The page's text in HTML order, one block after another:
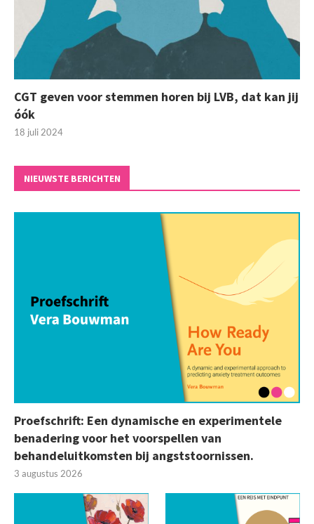
CGT geven voor stemmen horen bij LVB, dat kan jij
óók
18 juli 2024
NIEUWSTE BERICHTEN
Proefschrift: Een dynamische en experimentele
benadering voor het voorspellen van
behandeluitkomsten bij angststoornissen.
3 augustus 2026